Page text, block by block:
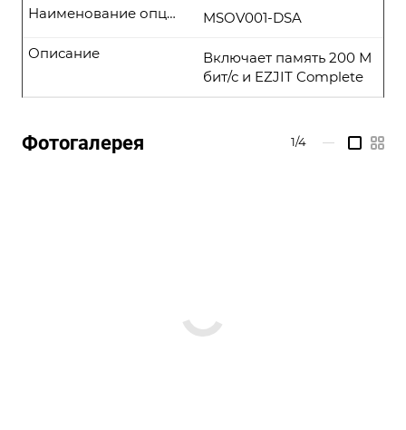
MSOV001-DSA
Наименование опции
Включает память 200 М
бит/с и EZJIT Complete
Описание
Фотогалерея 1/4 —